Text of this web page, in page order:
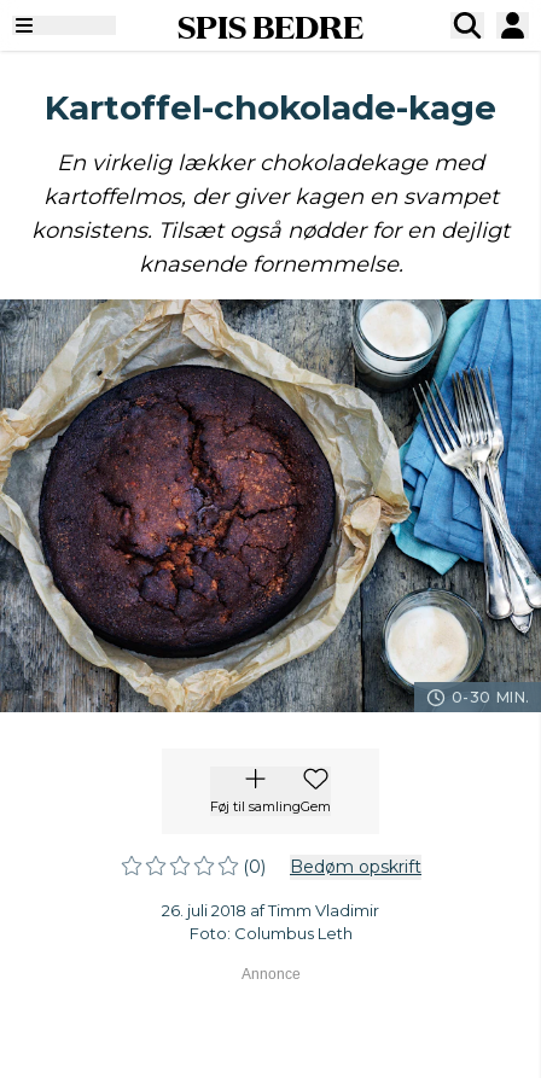
SPIS BEDRE
Kartoffel-chokolade-kage
En virkelig lækker chokoladekage med
kartoffelmos, der giver kagen en svampet
konsistens. Tilsæt også nødder for en dejligt
knasende fornemmelse.
0-30 MIN.
Føj til samlingGem
(0) Bedøm opskrift
26. juli 2018 af Timm Vladimir
Foto: Columbus Leth